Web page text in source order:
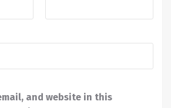
and website in this